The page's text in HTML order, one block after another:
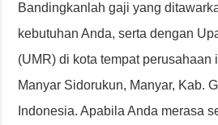
Bandingkanlah gaji yang
kebutuhan Anda, serta dengan
(UMR) di kota tempat perusahaan
Manyar Sidorukun, Manyar, Kab.
Indonesia. Apabila Anda merasa